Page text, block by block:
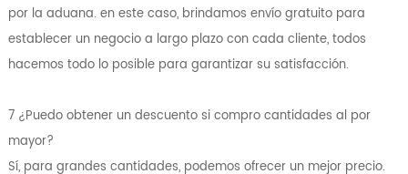
por la aduana. en este caso, brindamos envío gratuito para
establecer un negocio a largo plazo con cada cliente, todos
hacemos todo lo posible para garantizar su satisfacción.
7 ¿Puedo obtener un descuento si compro cantidades al por
mayor?
Sí, para grandes cantidades, podemos ofrecer un mejor precio.